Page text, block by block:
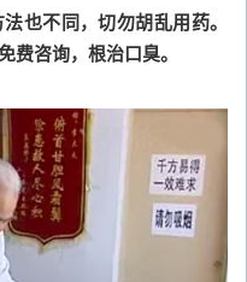
也不同，切勿胡乱用药。
费咨询，根治口臭。